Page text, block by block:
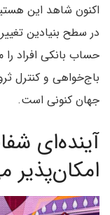
اکنون شاهد این
در سطح بنیادین
حساب بانکی افراد
باج‌خواهی و کنترل
جهان کنونی است.
آینده‌ای
امکان‌پذیر